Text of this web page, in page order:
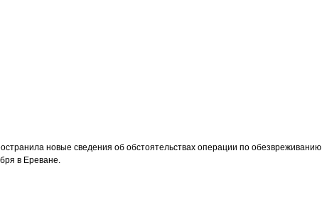
новые сведения об обстоятельствах операции по обезвреживанию
в Ереване.